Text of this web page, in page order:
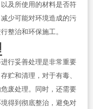
及所使用的材料是否符
少可能对环境造成的污
整治和环保施工。
行妥善处理是非常重要
贮和清理，对于有毒、
废处理。同时，还需要
得到彻底整治，避免对